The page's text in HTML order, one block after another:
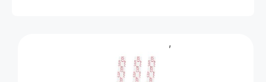
,